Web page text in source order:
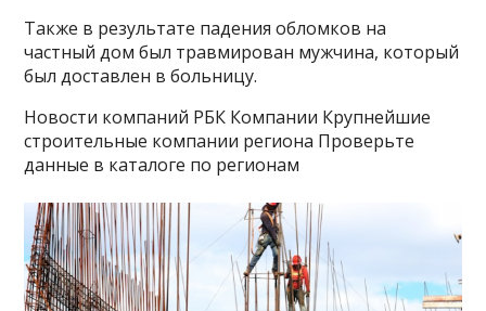
Также в результате падения обломков на
частный дом был травмирован мужчина, который
был доставлен в больницу.
Новости компаний РБК Компании Крупнейшие
строительные компании региона Проверьте
данные в каталоге по регионам